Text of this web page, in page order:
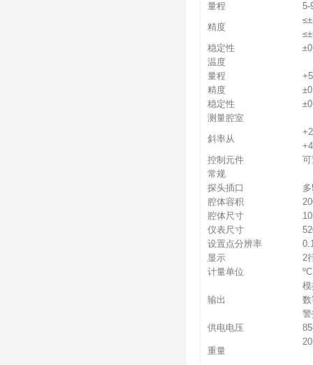
量程
5-
精度
稳定性
温度
量程
精度
稳定性
测量腔室
斜率从
控制元件
常规
探头插口
腔体容积
腔体尺寸
仪表尺寸
设置点分辨率
显示
2
计量单位
输出
供电电压
重量